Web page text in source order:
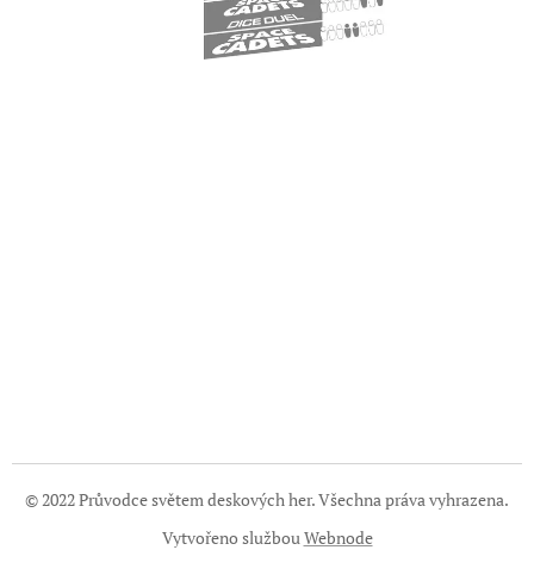
© 2022 Průvodce světem deskových her. Všechna práva vyhrazena.
Vytvořeno službouWebnode